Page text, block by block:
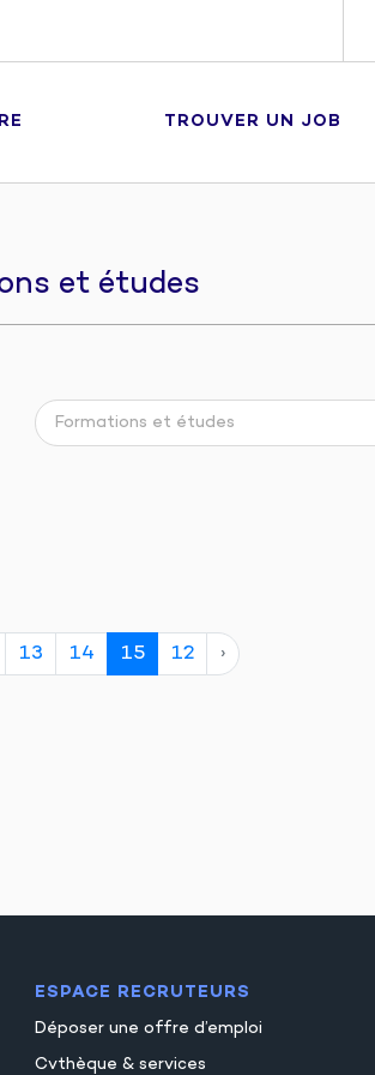
TROUVER UN JOB
et études
Formations et études
13 14 15 12 ›
ESPACE RECRUTEURS
Déposer une offre d’emploi
Cvthèque & services